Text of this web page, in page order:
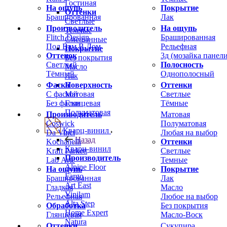
На ощупь
Брашированная
Покрытие
Лак
Производитель
Flitch Design
Пол Вам В Дом
Оттенок
Светлый
Тёмный
На ощупь
Брашированная
Рельефная
3д (мозайка
Полосность
Однополосный
Фаска
С фаской
Без фаски
Оттенки
Светлые
Тёмные
Производитель
Coswick
Da Vinci
Kochanelli
Kraft Parkett
Lab Arte
На ощупь
Брашированная
Гладкая
Рельефная
Обработка
Глянцевая
Матовая
Полуматовая
Любая на выбор
Оттенки
Светлые
Темные
Покрытие
Лак
Масло
Любое на выбор
Без покрытия
Масло-Воск
Гостиная
Оттенки
Светлые
Темные
Смешанные
Покрытие
Без покрытия
Масло
Лак
Поверхность
Матовая
Глянцевая
Полуматовая
Кварц-винил
Назад
Кварц-винил
Производитель
Alpine Floor
Fargo
Art East
Vinilam
Alta Step
Home Expert
Natura